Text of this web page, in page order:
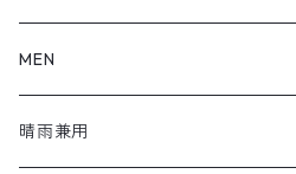
shoel mine / シュールマイン
shoel SPORT / シュールスポーツ
pumps / パンプス
loafers / ローファー
MEN
シューズ
晴雨兼用